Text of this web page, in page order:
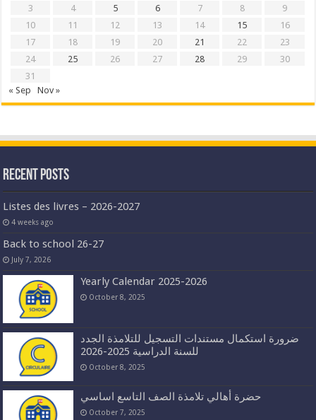
3
4 5 6 7 8
9
10
11 12 13 14 15
16
17
18 19 20 21 22
23
24
25 26 27 28 29
30
31
« Sep
Nov »
Recent Posts
Listes des livres – 2026-2027
4 weeks ago
Back to school 26-27
July 7, 2026
Yearly Calendar 2025-2026
October 8, 2025
ضرورة استكمال مستندات التسجيل للتلامذة الجدد
للسنة الدراسية 2025-2026
October 8, 2025
حضرة أهالي تلامذة الصف التاسع اساسي
October 7, 2025